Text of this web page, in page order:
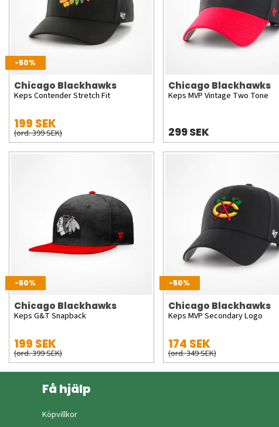
-50%
Chicago Blackhawks
Keps Contender Stretch Fit
199 SEK
(ord. 399 SEK)
Chicago Blackhawks
Keps MVP Vintage Two Tone
299 SEK
-50%
Chicago Blackhawks
Keps G&T Snapback
199 SEK
(ord. 399 SEK)
-50%
Chicago Blackhawks
Keps MVP Secondary Logo
174 SEK
(ord. 349 SEK)
Få hjälp
Köpvillkor